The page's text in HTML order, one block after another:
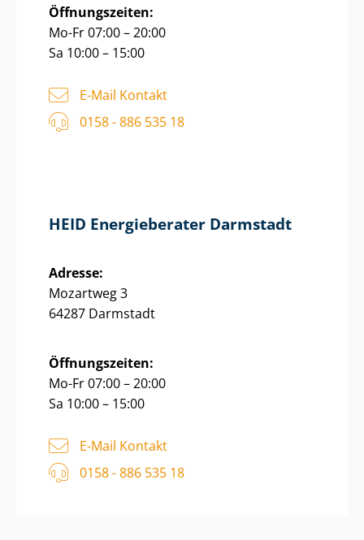
Öffnungszeiten:
Mo-Fr 07:00 – 20:00
Sa 10:00 – 15:00
E-Mail Kontakt
0158 - 886 535 18
HEID Energieberater Darmstadt
Adresse:
Mozartweg 3
64287 Darmstadt
Öffnungszeiten:
Mo-Fr 07:00 – 20:00
Sa 10:00 – 15:00
E-Mail Kontakt
0158 - 886 535 18